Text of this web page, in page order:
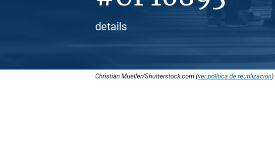
details
Christian Mueller/Shutterstock.com (ver política de reutilización).